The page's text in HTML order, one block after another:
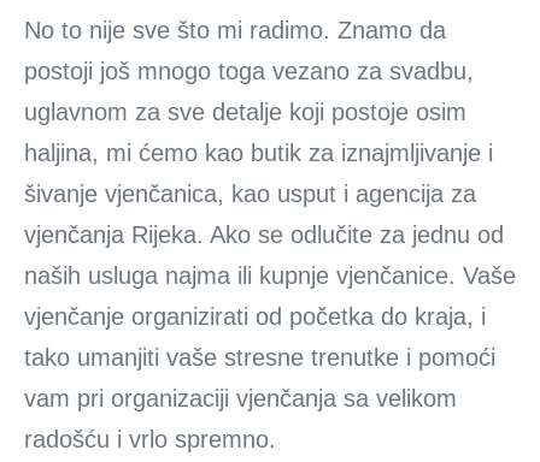
No to nije sve što mi radimo. Znamo da
postoji još mnogo toga vezano za svadbu,
uglavnom za sve detalje koji postoje osim
haljina, mi ćemo kao butik za iznajmljivanje i
šivanje vjenčanica, kao usput i agencija za
vjenčanja Rijeka. Ako se odlučite za jednu od
naših usluga najma ili kupnje vjenčanice. Vaše
vjenčanje organizirati od početka do kraja, i
tako umanjiti vaše stresne trenutke i pomoći
vam pri organizaciji vjenčanja sa velikom
radošću i vrlo spremno.